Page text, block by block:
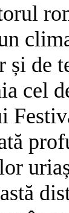
de
cel